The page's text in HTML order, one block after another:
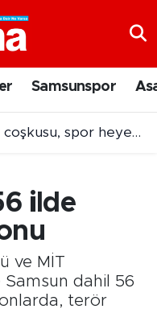
Samsunspor
spor heyecanı
Türk gemisi Samsun'a getirildi
ilde
ve MİT
Samsun dahil 56
terör
Fikstür